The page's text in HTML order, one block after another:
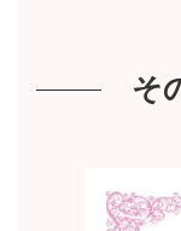
そ